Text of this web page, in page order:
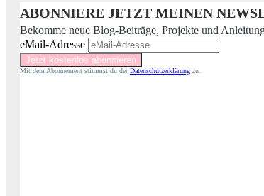
ABONNIERE JETZT MEINEN
Bekomme neue Blog-Beiträge, Projekte und
eMail-Adresse
Mit dem Abonnement stimmst du derDatenschutzerklärung zu.